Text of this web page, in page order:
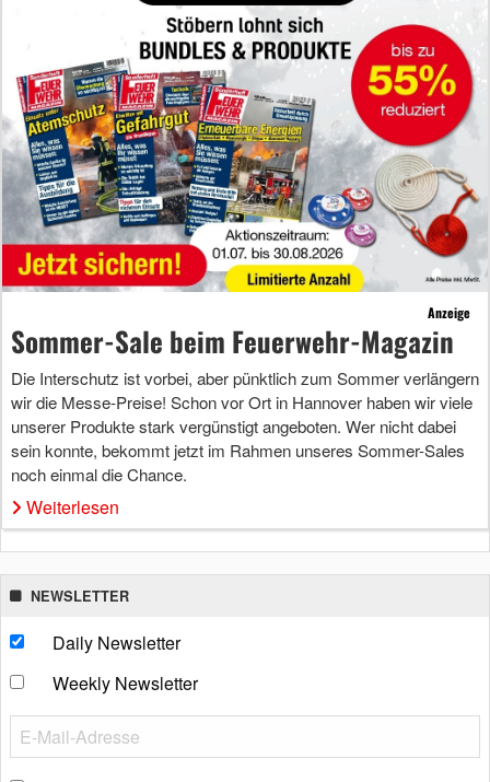
Anzeige
Sommer-Sale beim Feuerwehr-Magazin
Die Interschutz ist vorbei, aber pünktlich zum Sommer verlängern
wir die Messe-Preise! Schon vor Ort in Hannover haben wir viele
unserer Produkte stark vergünstigt angeboten. Wer nicht dabei
sein konnte, bekommt jetzt im Rahmen unseres Sommer-Sales
noch einmal die Chance.
Weiterlesen
NEWSLETTER
Daily Newsletter
Weekly Newsletter